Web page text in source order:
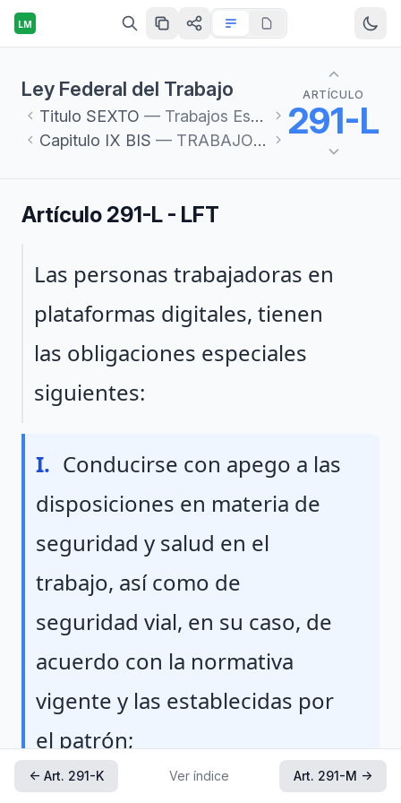
LM
Ley Federal del Trabajo
Titulo SEXTO — Trabajos Especiales
Capitulo IX BIS — TRABAJO EN PLATAFORMAS DIGITALES
ARTÍCULO
291-L
Artículo 291-L - LFT
Párrafo 1
Las personas trabajadoras en
plataformas digitales, tienen
las obligaciones especiales
siguientes:
Fraccion I
I. Conducirse con apego a las
disposiciones en materia de
seguridad y salud en el
trabajo, así como de
seguridad vial, en su caso, de
acuerdo con la normativa
vigente y las establecidas por
el patrón;
← Art. 291-K Ver índice Art. 291-M →